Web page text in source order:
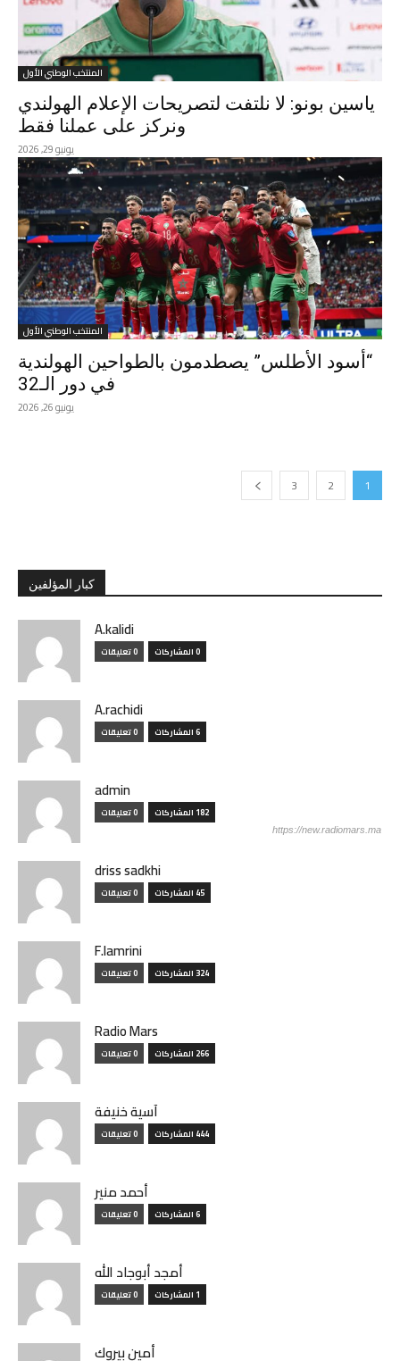
المنتخب الوطني الأول
ياسين بونو: لا نلتفت لتصريحات الإعلام الهولندي
ونركز على عملنا فقط
يونيو 29, 2026
المنتخب الوطني الأول
“أسود الأطلس” يصطدمون بالطواحين الهولندية
في دور الـ32
يونيو 26, 2026
1
2
3
كبار المؤلفين
A.kalidi
0 المشاركات 0 تعليقات
A.rachidi
6 المشاركات 0 تعليقات
admin
182 المشاركات 0 تعليقات
https://new.radiomars.ma
driss sadkhi
45 المشاركات 0 تعليقات
F.lamrini
324 المشاركات 0 تعليقات
Radio Mars
266 المشاركات 0 تعليقات
آسية خنيفة
444 المشاركات 0 تعليقات
أحمد منير
6 المشاركات 0 تعليقات
أمجد أبوجاد الله
1 المشاركات 0 تعليقات
أمين بيروك